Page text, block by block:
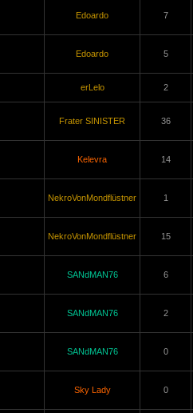
Edoardo 7
Edoardo 5
erLelo 2
Frater SINISTER 36
Kelevra 14
NekroVonMondflüstner 1
NekroVonMondflüstner 15
SANdMAN76 6
SANdMAN76 2
SANdMAN76 0
Sky Lady 0